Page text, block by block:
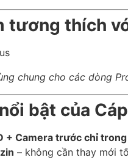
tương thích
chung cho các dòng
bật của
+ Camera trước chỉ
– không cần thay mới